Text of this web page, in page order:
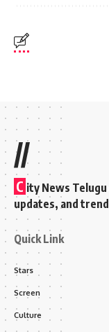
//
C ity News
updates, and
Quick Link
Stars
Screen
Culture